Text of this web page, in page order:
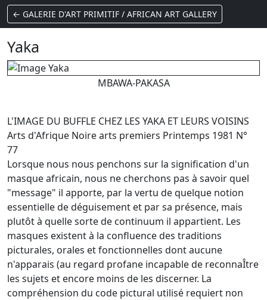
← GALERIE D'ART PRIMITIF / AFRICAN ART GALLERY
Yaka
MBAWA-PAKASA
L'IMAGE DU BUFFLE CHEZ LES YAKA ET LEURS VOISINS
Arts d'Afrique Noire arts premiers Printemps 1981 N°
77
Lorsque nous nous penchons sur la signification d'un
masque africain, nous ne cherchons pas à savoir quel
"message" il apporte, par la vertu de quelque notion
essentielle de déguisement et par sa présence, mais
plutôt à quelle sorte de continuum il appartient. Les
masques existent à la confluence des traditions
picturales, orales et fonctionnelles dont aucune
n'apparais (au regard profane incapable de reconnaÎtre
les sujets et encore moins de les discerner. La
compréhension du code pictural utilisé requiert non